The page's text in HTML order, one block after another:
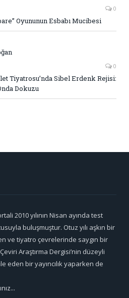
0
Oyununun Esbabı Mucibesi
0
Tiyatrosu’nda Sibel Erdenk Rejisi:
Dokuzu
2010 yılının Nisan ayında test
buluşmuştur. Otuz yılı aşkın bir
ve tiyatro çevrelerinde saygın bir
Araştırma Dergisi’nin düzeyli
eden bir yayıncılık yaparken de